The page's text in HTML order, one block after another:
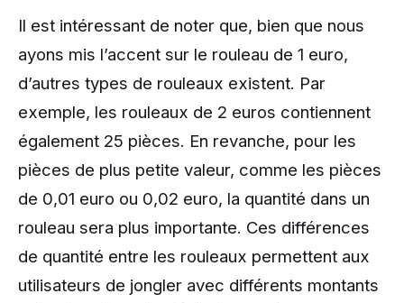
Il est intéressant de noter que, bien que nous
ayons mis l’accent sur le rouleau de 1 euro,
d’autres types de rouleaux existent. Par
exemple, les rouleaux de 2 euros contiennent
également 25 pièces. En revanche, pour les
pièces de plus petite valeur, comme les pièces
de 0,01 euro ou 0,02 euro, la quantité dans un
rouleau sera plus importante. Ces différences
de quantité entre les rouleaux permettent aux
utilisateurs de jongler avec différents montants